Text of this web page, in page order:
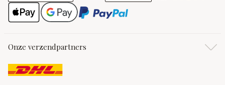
Onze verzendpartners